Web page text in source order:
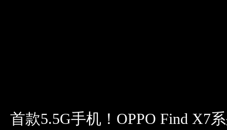
首款5.5G手机！OPPO Find X7